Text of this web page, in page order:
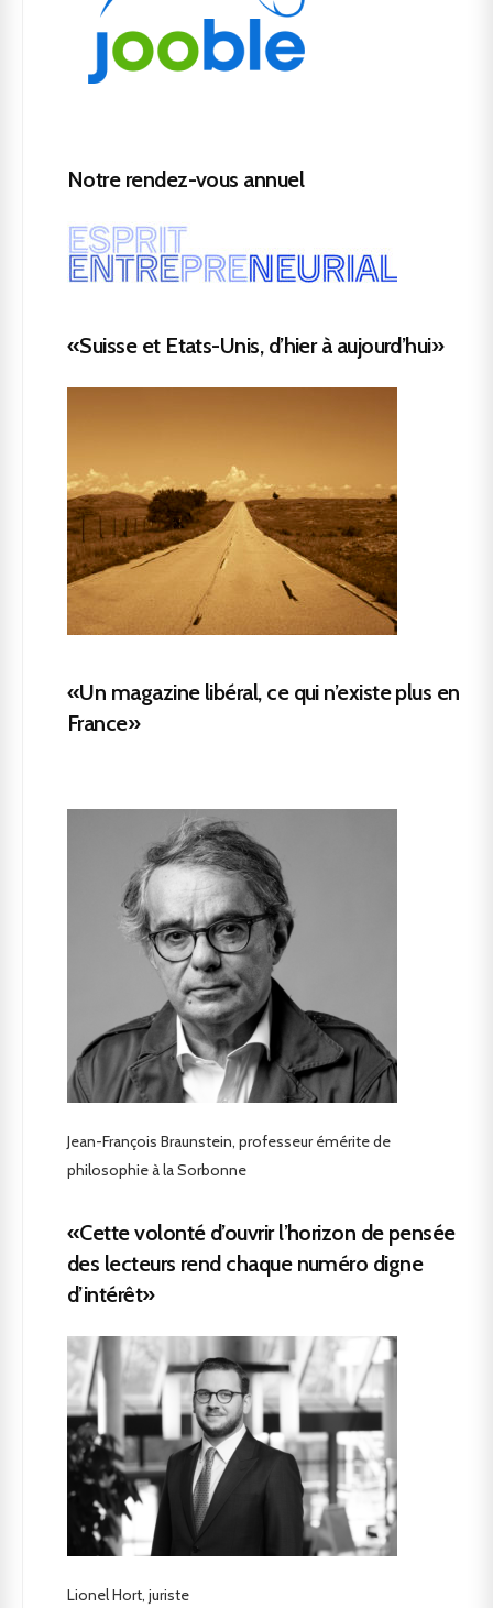
Notre rendez-vous annuel
«Suisse et Etats-Unis, d’hier à aujourd’hui»
«Un magazine libéral, ce qui n’existe plus en
France»
Jean-François Braunstein, professeur émérite de
philosophie à la Sorbonne
«Cette volonté d’ouvrir l’horizon de pensée
des lecteurs rend chaque numéro digne
d’intérêt»
Lionel Hort, juriste